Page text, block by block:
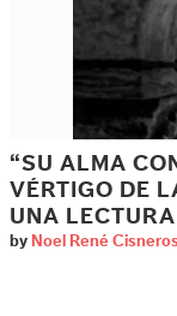
“SU ALMA
VÉRTIGO DE
UNA
by Noel René